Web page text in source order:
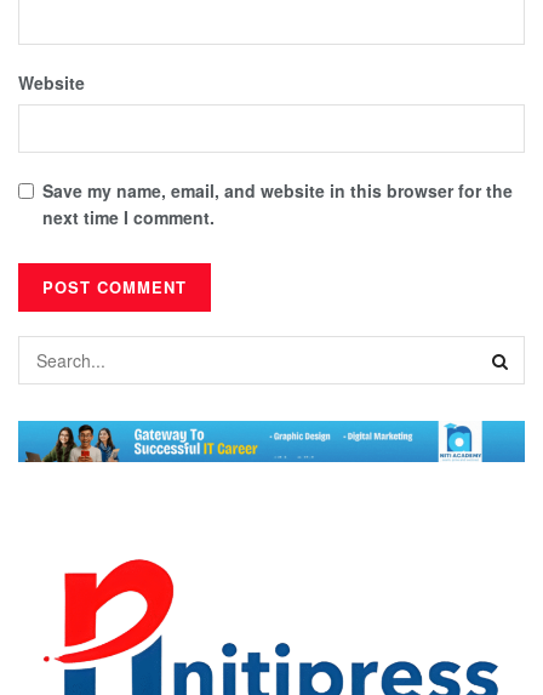
Website
Save my name, email, and website in this browser for the
next time I comment.